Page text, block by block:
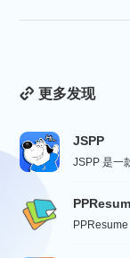
更多发现
JSPP